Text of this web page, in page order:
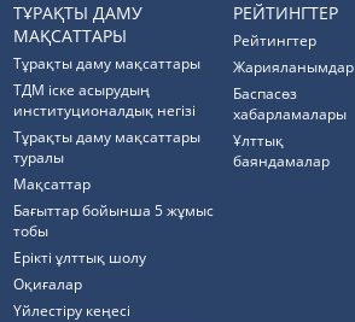
ТҰРАҚТЫ ДАМУ
МАҚСАТТАРЫ
Тұрақты даму мақсаттары
ТДМ іске асырудың
институционалдық негізі
Тұрақты даму мақсаттары
туралы
Мақсаттар
Бағыттар бойынша 5 жұмыс
тобы
Ерікті ұлттық шолу
Оқиғалар
Үйлестіру кеңесі
РЕЙТИНГТЕР
Рейтингтер
Жарияланымдар
Баспасөз
хабарламалары
Ұлттық
баяндамалар